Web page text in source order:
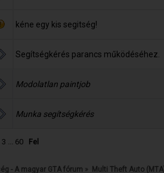
kéne egy kis segitség!
Segítségkérés parancs működéséhez.
Modolatlan paintjob
Munka segítségkérés
3 ... 60 Fel
- A magyar GTA fórum » Multi Theft Auto (MTA)